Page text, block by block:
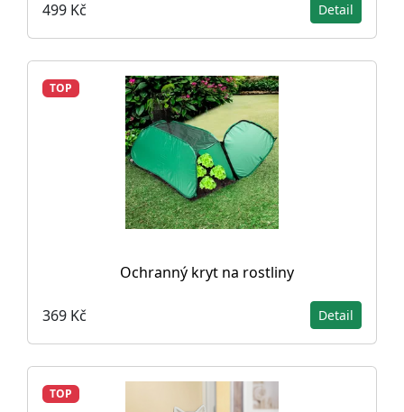
499 Kč Detail
TOP
Ochranný kryt na rostliny
369 Kč Detail
TOP